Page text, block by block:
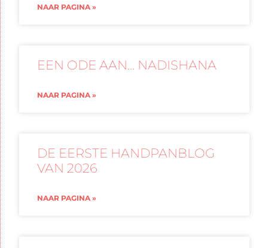
NAAR PAGINA »
EEN ODE AAN… NADISHANA
NAAR PAGINA »
DE EERSTE HANDPANBLOG
VAN 2026
NAAR PAGINA »